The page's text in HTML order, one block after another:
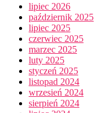
lipiec 2026
październik 2025
lipiec 2025
czerwiec 2025
marzec 2025
luty 2025
styczeń 2025
listopad 2024
wrzesień 2024
sierpień 2024